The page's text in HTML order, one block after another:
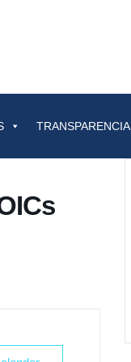
TRANSPARENCIA